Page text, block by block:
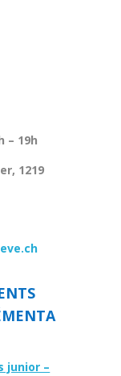
– 19h
1219
junior –